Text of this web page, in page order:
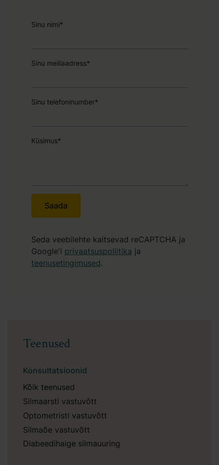
Sinu nimi*
Sinu meiliaadress*
Sinu telefoninumber*
Küsimus*
Seda veebilehte kaitsevad reCAPTCHA ja
Google'i privaatsuspoliitika ja
teenusetingimused.
Teenused
Konsultatsioonid
Kõik teenused
Silmaarsti vastuvõtt
Optometristi vastuvõtt
Silmaõe vastuvõtt
Diabeedihaige silmauuring